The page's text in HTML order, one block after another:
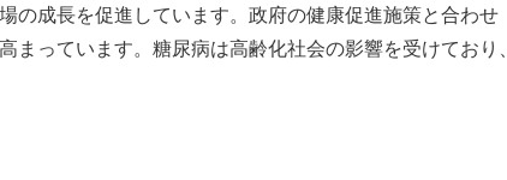
の成長を促進しています。政府の健康促進施策と合わせ
っています。糖尿病は高齢化社会の影響を受けており、